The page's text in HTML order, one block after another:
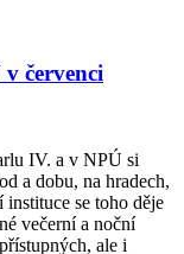
červenci
IV. a v NPÚ si
a dobu, na hradech,
instituce se toho děje
večerní a noční
ale i